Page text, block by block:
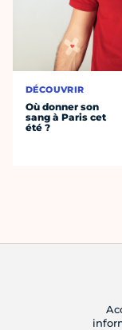
DÉCOUVRIR
Où donner son
sang à Paris cet
été ?